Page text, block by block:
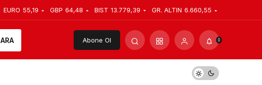
EURO 55,19 GBP 64,48 BIST 13.779,39 GR. ALTIN 6.660,55
ARA Abone Ol 0